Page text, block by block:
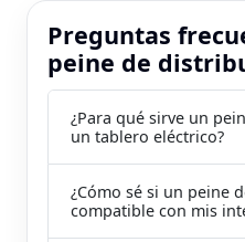
Preguntas
peine de
¿Para qué sirve un
un tablero eléctrico?
¿Cómo sé si un peine
compatible con mis